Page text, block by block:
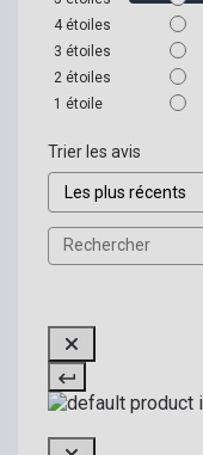
4 étoiles
3 étoiles
2 étoiles
1 étoile
Trier les avis